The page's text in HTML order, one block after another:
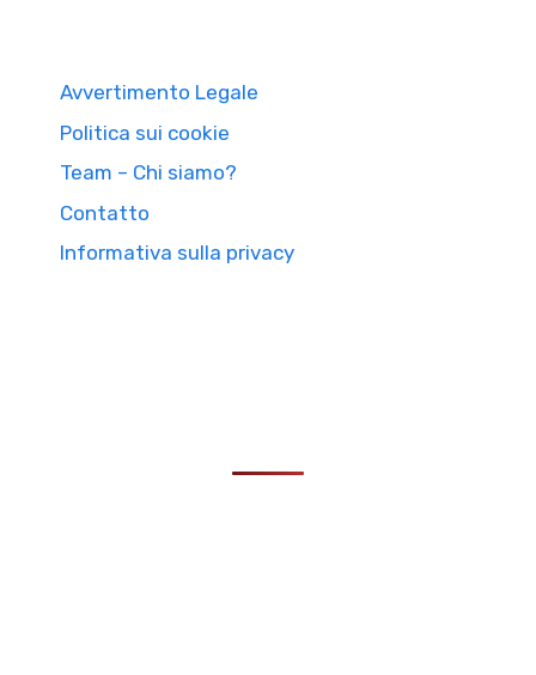
Avvertimento Legale
Politica sui cookie
Team – Chi siamo?
Contatto
Informativa sulla privacy